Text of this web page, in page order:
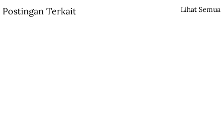
Postingan Terkait Lihat Semua